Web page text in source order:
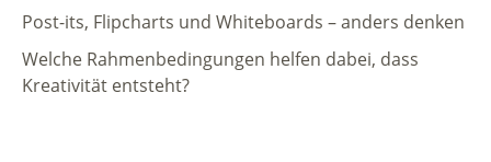
Post-its, Flipcharts und Whiteboards – anders denken
Welche Rahmenbedingungen helfen dabei, dass
Kreativität entsteht?